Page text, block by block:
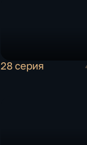
28 серия